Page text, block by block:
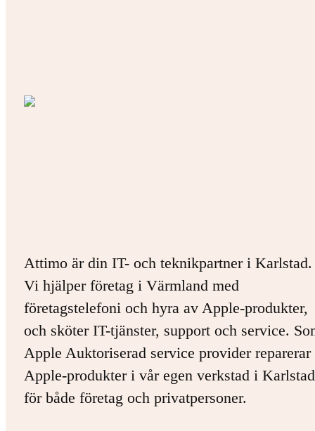
Attimo är din IT- och teknikpartner i Karlstad.
Vi hjälper företag i Värmland med
företagstelefoni och hyra av Apple-produkter,
och sköter IT-tjänster, support och service.
Apple Auktoriserad service provider
Apple-produkter i vår egen verkstad i
för både företag och privatpersoner.